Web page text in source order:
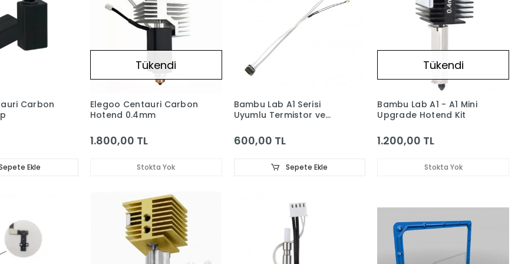
Carbon
Ekle
Tükendi
Elegoo Centauri Carbon
Hotend 0.4mm
1.800,00 TL
Stokta Yok
Bambu Lab A1 Serisi
Uyumlu Termistor ve
600,00 TL
Sepete Ekle
Tükendi
Bambu Lab A1 - A1 Mini
Upgrade Hotend Kit
1.200,00 TL
Stokta Yok